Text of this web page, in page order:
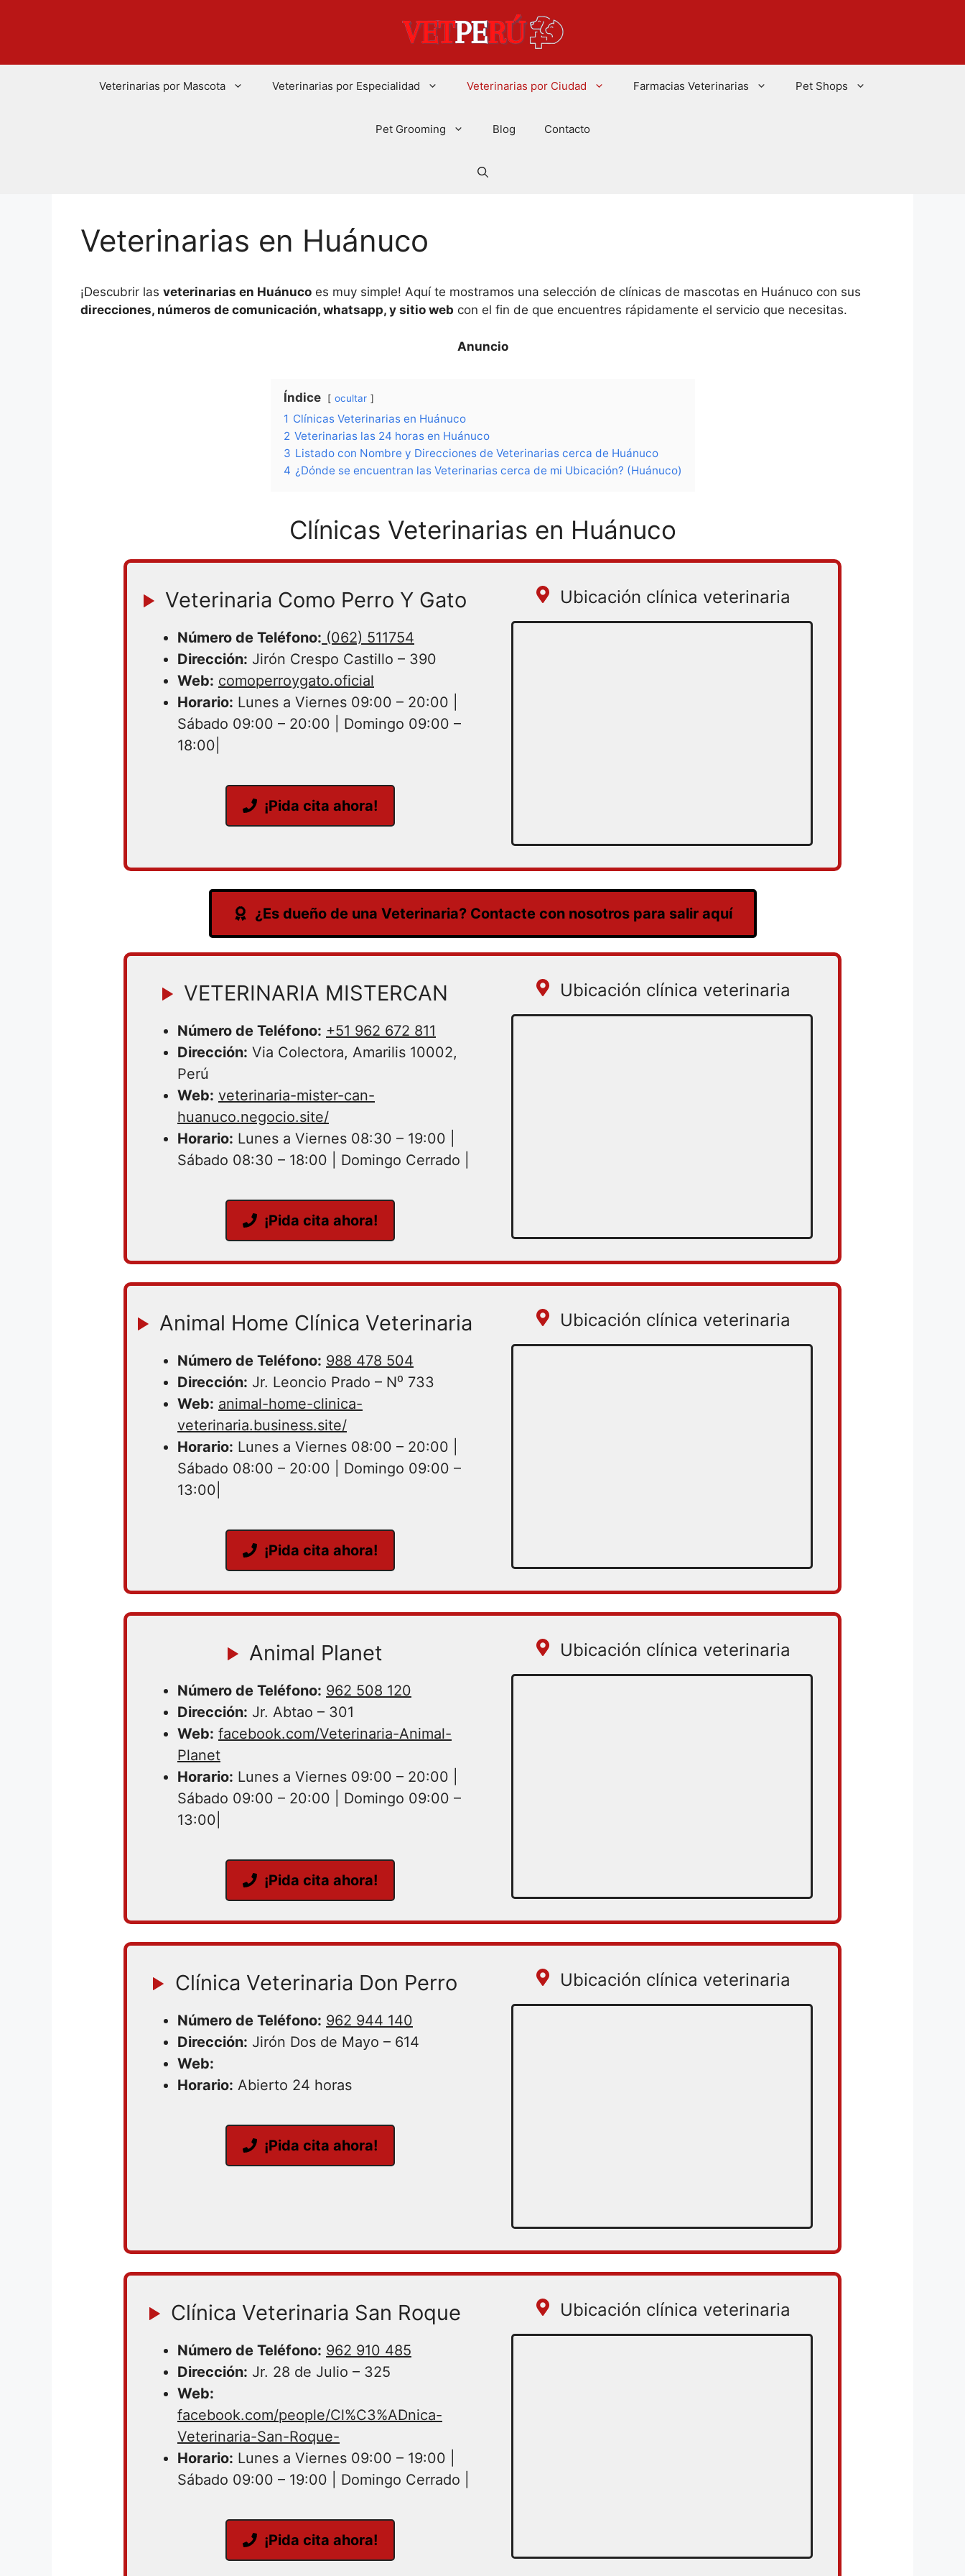
Veterinarias por Mascota Veterinarias por Especialidad Veterinarias por Ciudad Farmacias Veterinarias Pet Shops
Pet Grooming Blog Contacto
Veterinarias en Huánuco
¡Descubrir las veterinarias en Huánuco es muy simple! Aquí te mostramos una selección de clínicas de mascotas en Huánuco con sus
direcciones, números de comunicación, whatsapp, y sitio web con el fin de que encuentres rápidamente el servicio que necesitas.
Índice ocultar
1 Clínicas Veterinarias en Huánuco
2 Veterinarias las 24 horas en Huánuco
3 Listado con Nombre y Direcciones de Veterinarias cerca de Huánuco
4 ¿Dónde se encuentran las Veterinarias cerca de mi Ubicación? (Huánuco)
Clínicas Veterinarias en Huánuco
Veterinaria Como Perro Y Gato
Número de Teléfono: (062) 511754
Dirección: Jirón Crespo Castillo – 390
Web: comoperroygato.oficial
Horario: Lunes a Viernes 09:00 – 20:00 |
Sábado 09:00 – 20:00 | Domingo 09:00 –
18:00|
¡Pida cita ahora!
Ubicación clínica veterinaria
¿Es dueño de una Veterinaria? Contacte con nosotros para salir aquí
VETERINARIA MISTERCAN
Número de Teléfono: +51 962 672 811
Dirección: Via Colectora, Amarilis 10002,
Perú
Web: veterinaria-mister-can-
huanuco.negocio.site/
Horario: Lunes a Viernes 08:30 – 19:00 |
Sábado 08:30 – 18:00 | Domingo Cerrado |
¡Pida cita ahora!
Ubicación clínica veterinaria
Animal Home Clínica Veterinaria
Número de Teléfono: 988 478 504
Dirección: Jr. Leoncio Prado – N⁰ 733
Web: animal-home-clinica-
veterinaria.business.site/
Horario: Lunes a Viernes 08:00 – 20:00 |
Sábado 08:00 – 20:00 | Domingo 09:00 –
13:00|
¡Pida cita ahora!
Ubicación clínica veterinaria
Animal Planet
Número de Teléfono: 962 508 120
Dirección: Jr. Abtao – 301
Web: facebook.com/Veterinaria-Animal-
Planet
Horario: Lunes a Viernes 09:00 – 20:00 |
Sábado 09:00 – 20:00 | Domingo 09:00 –
13:00|
¡Pida cita ahora!
Ubicación clínica veterinaria
Clínica Veterinaria Don Perro
Número de Teléfono: 962 944 140
Dirección: Jirón Dos de Mayo – 614
Web:
Horario: Abierto 24 horas
¡Pida cita ahora!
Ubicación clínica veterinaria
Clínica Veterinaria San Roque
Número de Teléfono: 962 910 485
Dirección: Jr. 28 de Julio – 325
Web:
facebook.com/people/Cl%C3%ADnica-
Veterinaria-San-Roque-
Horario: Lunes a Viernes 09:00 – 19:00 |
Sábado 09:00 – 19:00 | Domingo Cerrado |
¡Pida cita ahora!
Ubicación clínica veterinaria